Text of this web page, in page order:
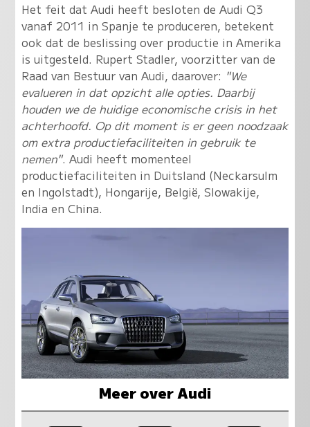
Het feit dat Audi heeft besloten de Audi Q3
vanaf 2011 in Spanje te produceren, betekent
ook dat de beslissing over productie in Amerika
is uitgesteld. Rupert Stadler, voorzitter van de
Raad van Bestuur van Audi, daarover: "We
evalueren in dat opzicht alle opties. Daarbij
houden we de huidige economische crisis in het
achterhoofd. Op dit moment is er geen noodzaak
om extra productiefaciliteiten in gebruik te
nemen". Audi heeft momenteel
productiefaciliteiten in Duitsland (Neckarsulm
en Ingolstadt), Hongarije, België, Slowakije,
India en China.
Meer over Audi